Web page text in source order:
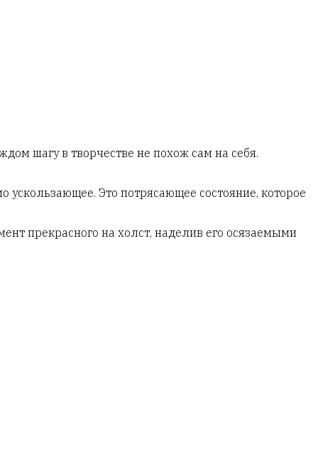
шагу в творчестве не похож сам на себя.
Это потрясающее состояние, которое
прекрасного на холст, наделив его осязаемыми